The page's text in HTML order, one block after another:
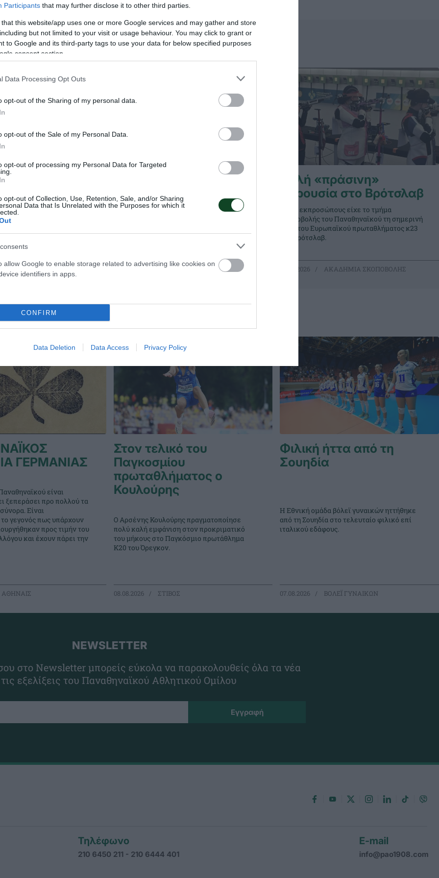
Participants that may further disclose it to other third parties.
that this website/app uses one or more Google services and may gather and store
but not limited to your visit or usage behaviour. You may click to grant or
to Google and its third-party tags to use your data for below specified purposes
consent section.
Data Processing Opt Outs
opt-out of the Sharing of my personal data.
opt-out of the Sale of my Personal Data.
opt-out of processing my Personal Data for Targeted
opt-out of Collection, Use, Retention, Sale, and/or Sharing
Data that Is Unrelated with the Purposes for which it
allow Google to enable storage related to advertising like cookies on
identifiers in apps.
CONFIRM
Data Deletion Data Access Privacy Policy
«τριφύλλια»
του Παναθηναϊκού
παρουσία σήμερα (5/8) στο
κ23 στο Βρότσλαβ.
ΣΚΟΠΟΒΟΛΗΣ
Σημαντική «πράσινη»
παρουσία
Δυναμική παρουσία είχαν οι αθλητές του
04.08.2026 ΑΚΑΔΗΜΙΑ ΣΚΟΠΟΒΟΛΗΣ
Καλή «πράσινη»
παρουσία στο Βρότσλαβ
Τρεις εκπροσώπους είχε το τμήμα
σκοποβολής του Παναθηναϊκού τη σημερινή
μέρα του Ευρωπαϊκού πρωταθλήματος κ23
στο Βρότσλαβ.
03.08.2026 ΑΚΑΔΗΜΙΑ ΣΚΟΠΟΒΟΛΗΣ
ΓΕΡΜΑΝΙΑΣ
είναι
ξεπεράσει προ πολλού τα
Είναι
γεγονός πως υπάρχουν
προς τιμήν του
και έχουν πάρει την
ΑΘΗΝΑΙΣ
Στον τελικό του
Παγκοσμίου
πρωταθλήματος ο
Κουλούρης
Ο Αρσένης Κουλούρης πραγματοποίησε
πολύ καλή εμφάνιση στον προκριματικό
του μήκους στο Παγκόσμιο πρωτάθλημα
Κ20 του Όρεγκον.
08.08.2026 ΣΤΙΒΟΣ
Φιλική ήττα από τη
Σουηδία
Η Εθνική ομάδα βόλεϊ γυναικών ηττήθηκε
από τη Σουηδία στο τελευταίο φιλικό επί
ιταλικού εδάφους.
07.08.2026 ΒΟΛΕΪ ΓΥΝΑΙΚΩΝ
NEWSLETTER
στο Newsletter μπορείς εύκολα να παρακολουθείς όλα τα νέα
εξελίξεις του Παναθηναϊκού Αθλητικού Ομίλου
Τηλέφωνο
210 6450 211 - 210 6444 401
E-mail
info@pao1908.com